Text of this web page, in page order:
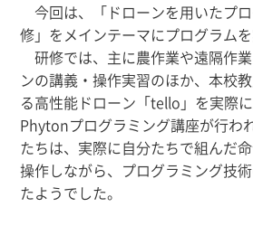
今回は、「ドローンを用いたプ
修」をメインテーマにプログラムを
研修では、主に農作業や遠隔作
ンの講義・操作実習のほか、本校
る高性能ドローン「tello 」を実際
Phytonプログラミング講座が行わ
たちは、実際に自分たちで組んだ
操作しながら、プログラミング技
たようでした。